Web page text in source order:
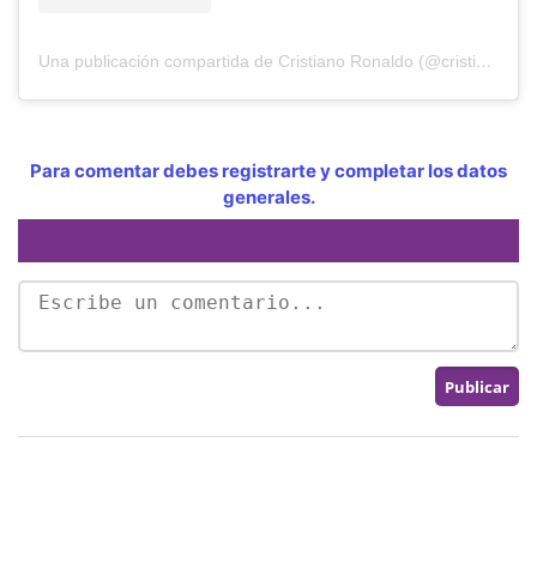
Una publicación compartida de Cristiano Ronaldo (@cristiano)
Para comentar debes registrarte y completar los datos
generales.